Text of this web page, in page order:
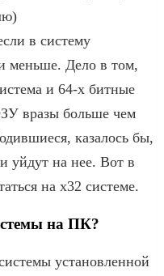
в систему
меньше. Дело в том,
и 64-х битные
вразы больше чем
казалось бы,
уйдут на нее. Вот в
на x32 системе.
на ПК?
установленной